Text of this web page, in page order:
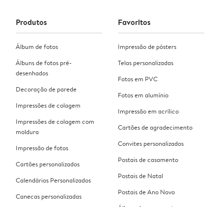
Produtos
Álbum de fotos
Álbuns de fotos pré-
desenhados
Decoração de parede
Impressões de colagem
Impressões de colagem com
moldura
Impressão de fotos
Cartões personalizados
Calendários Personalizados
Canecas personalizadas
Favoritos
Impressão de pósters
Telas personalizadas
Fotos em PVC
Fotos em alumínio
Impressão em acrílico
Cartões de agradecimento
Convites personalizados
Postais de casamento
Postais de Natal
Postais de Ano Novo